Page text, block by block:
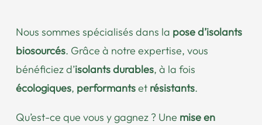
Nous sommes spécialisés dans la pose d’isolants
biosourcés. Grâce à notre expertise, vous
bénéficiez d’isolants durables, à la fois
écologiques, performantset résistants.
Qu’est-ce que vous y gagnez ? Une mise en